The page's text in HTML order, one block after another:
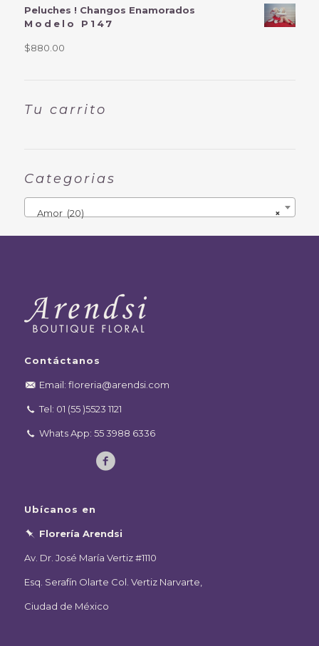
Peluches ! Changos Enamorados
Modelo P147
$880.00
Tu carrito
Categorias
×
Amor (20)
Contáctanos
Email: floreria@arendsi.com
Tel: 01 (55 )5523 1121
Whats App: 55 3988 6336
Ubícanos en
Florería Arendsi
Av. Dr. José María Vertiz #1110
Esq. Serafín Olarte Col. Vertiz Narvarte,
Ciudad de México